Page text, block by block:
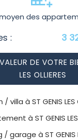
moyen des
: 3
DE VOTRE
LES OLLIERES
à ST GENIS LES
à ST GENIS LES
à ST GENIS